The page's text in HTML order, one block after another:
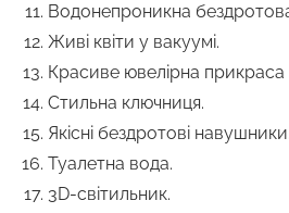
Водонепроникна
Живі квіти у вакуумі.
Красиве ювелірна прикраса
Стильна ключниця.
Якісні бездротові навушники.
Туалетна вода.
3D-світильник.